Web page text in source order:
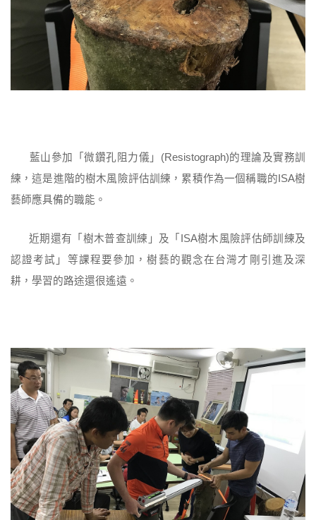
藍山參加「微鑽孔阻力儀」(Resistograph)的理論及實務訓
練，這是進階的樹木風險評估訓練，累積作為一個稱職的ISA樹
藝師應具備的職能。
近期還有「樹木普查訓練」及「ISA樹木風險評估師訓練及
認證考試」等課程要參加，樹藝的觀念在台灣才剛引進及深
耕，學習的路途還很遙遠。